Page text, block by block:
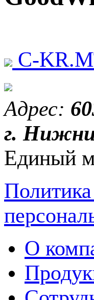
C-
Адрес:
г.
Единый
О